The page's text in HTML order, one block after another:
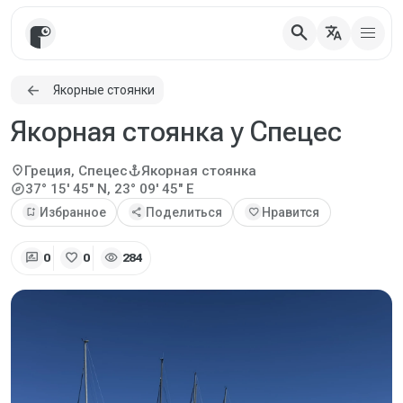
search translate
Якорные стоянки
Якорная стоянка у Спецес
location_onГреция, СпецесanchorЯкорная стоянка
explore37° 15' 45" N, 23° 09' 45" E
bookmark_add Избранное share Поделиться favorite Нравится
rate_review 0 favorite 0 visibility 284